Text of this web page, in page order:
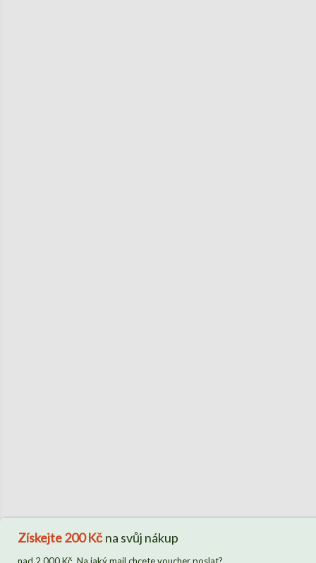
Získejte200 Kčna svůj nákup